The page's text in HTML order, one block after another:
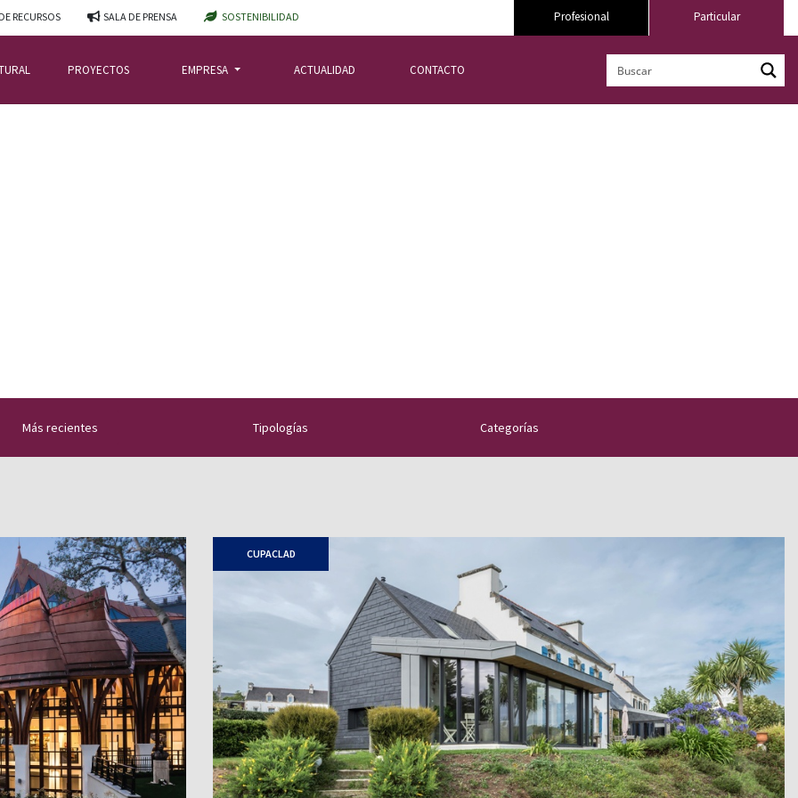
RECURSOS SALA DE PRENSA SOSTENIBILIDAD Particular
Profesional
PROYECTOS EMPRESA ACTUALIDAD CONTACTO
natural: nuevos
de cubiertas de
Más recientes Tipologías Categorías
CUPACLAD